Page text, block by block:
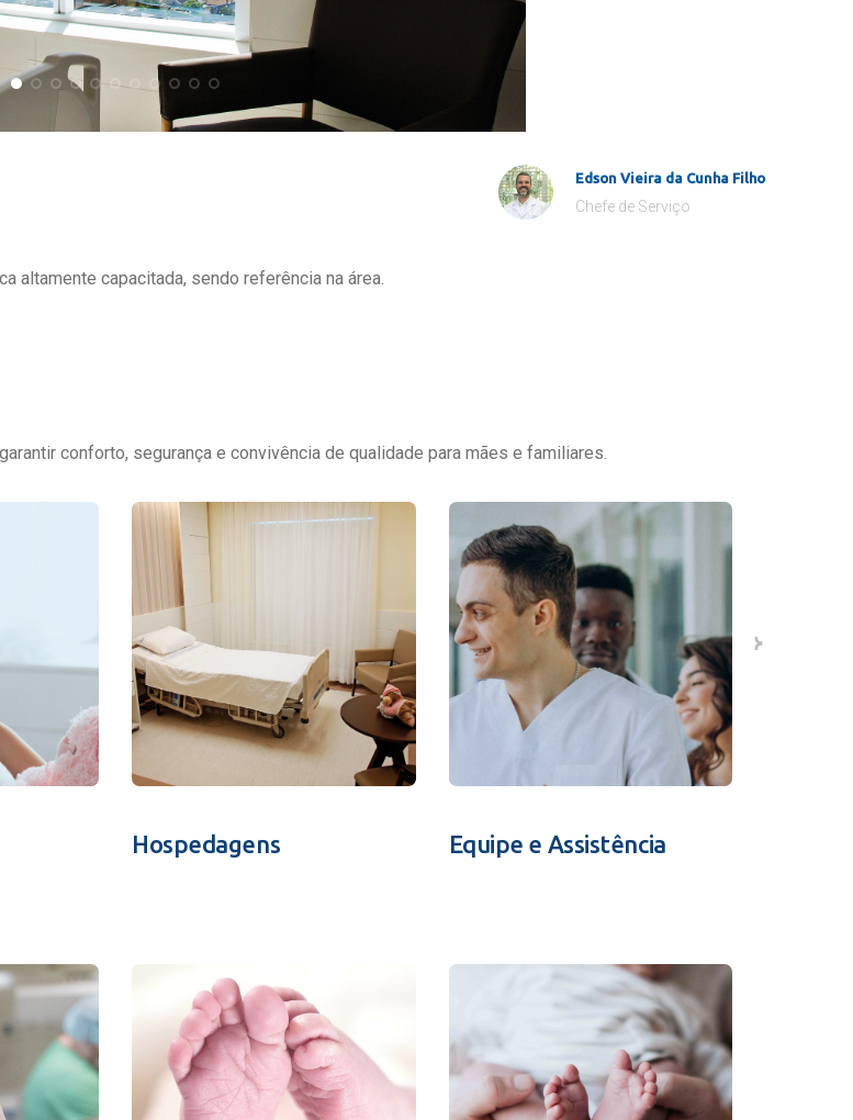
Edson Vieira da Cunha Filho
Chefe de Serviço
altamente capacitada, sendo referência na área.
conforto, segurança e convivência de qualidade para mães e familiares.
Hospedagens Equipe e Assistência